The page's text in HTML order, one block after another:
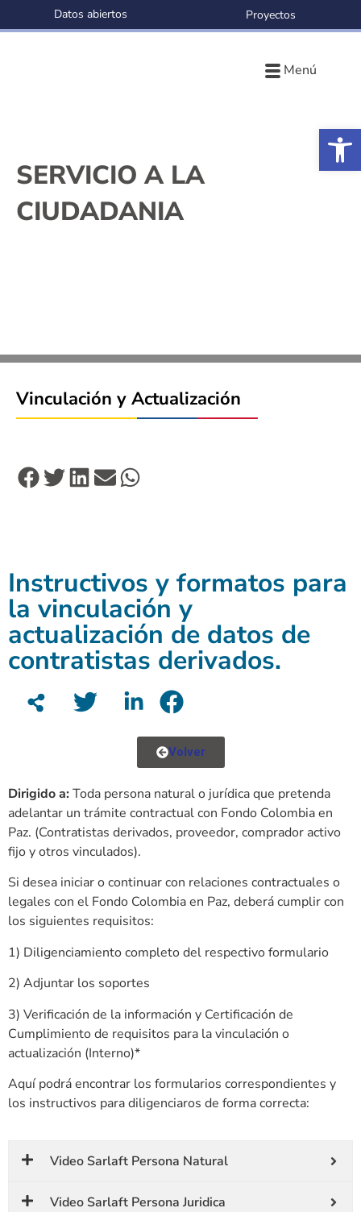
Menú
Datos abiertos Proyectos
SERVICIO A LA
CIUDADANIA
Vinculación y Actualización
Instructivos y formatos para
la vinculación y
actualización de datos de
contratistas derivados.
Volver
Dirigido a: Toda persona natural o jurídica que pretenda
adelantar un trámite contractual con Fondo Colombia en
Paz. (Contratistas derivados, proveedor, comprador activo
fijo y otros vinculados).
Si desea iniciar o continuar con relaciones contractuales o
legales con el Fondo Colombia en Paz, deberá cumplir con
los siguientes requisitos:
1) Diligenciamiento completo del respectivo formulario
2) Adjuntar los soportes
3) Verificación de la información y Certificación de
Cumplimiento de requisitos para la vinculación o
actualización (Interno)*
Aquí podrá encontrar los formularios correspondientes y
los instructivos para diligenciaros de forma correcta:
Video Sarlaft Persona Natural
Video Sarlaft Persona Juridica